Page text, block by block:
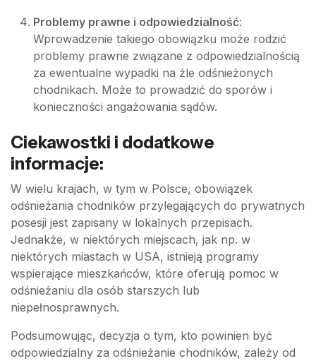
Problemy prawne i odpowiedzialność:
Wprowadzenie takiego obowiązku może rodzić
problemy prawne związane z odpowiedzialnością
za ewentualne wypadki na źle odśnieżonych
chodnikach. Może to prowadzić do sporów i
konieczności angażowania sądów.
Ciekawostki i dodatkowe
informacje:
W wielu krajach, w tym w Polsce, obowiązek
odśnieżania chodników przylegających do prywatnych
posesji jest zapisany w lokalnych przepisach.
Jednakże, w niektórych miejscach, jak np. w
niektórych miastach w USA, istnieją programy
wspierające mieszkańców, które oferują pomoc w
odśnieżaniu dla osób starszych lub
niepełnosprawnych.
Podsumowując, decyzja o tym, kto powinien być
odpowiedzialny za odśnieżanie chodników, zależy od